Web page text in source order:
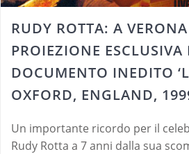
RUDY ROTTA: A
PROIEZIONE ESCLUSIVA
DOCUMENTO INEDITO
OXFORD, ENGLAND,
Un importante ricordo per il
Rudy Rotta a 7 anni dalla sua